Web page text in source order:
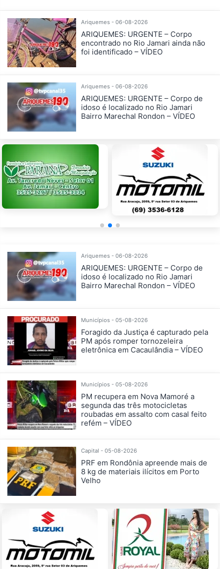
Ariquemes - 06-08-2026
ARIQUEMES: URGENTE – Corpo
encontrado no Rio Jamari ainda não
foi identificado – VÍDEO
Ariquemes - 06-08-2026
ARIQUEMES: URGENTE – Corpo de
idoso é localizado no Rio Jamari
Bairro Marechal Rondon – VÍDEO
Ariquemes - 06-08-2026
ARIQUEMES: URGENTE – Corpo de
idoso é localizado no Rio Jamari
Bairro Marechal Rondon – VÍDEO
Municípios - 05-08-2026
Foragido da Justiça é capturado pela
PM após romper tornozeleira
eletrônica em Cacaulândia – VÍDEO
Municípios - 05-08-2026
PM recupera em Nova Mamoré a
segunda das três motocicletas
roubadas em assalto com casal feito
refém – VÍDEO
Capital - 05-08-2026
PRF em Rondônia apreende mais de
8 kg de materiais ilícitos em Porto
Velho